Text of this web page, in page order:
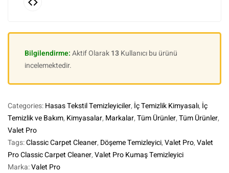
Bilgilendirme:Aktif Olarak13Kullanıcı bu ürünü
incelemektedir.
Categories:Hasas Tekstil Temizleyiciler, İç Temizlik Kimyasalı, İç
Temizlik ve Bakım, Kimyasalar, Markalar,Tüm Ürünler,Tüm Ürünler,
Valet Pro
Tags:Classic Carpet Cleaner, Döşeme Temizleyici,Valet Pro,Valet
Pro Classic Carpet Cleaner,Valet Pro Kumaş Temizleyici
Marka:Valet Pro